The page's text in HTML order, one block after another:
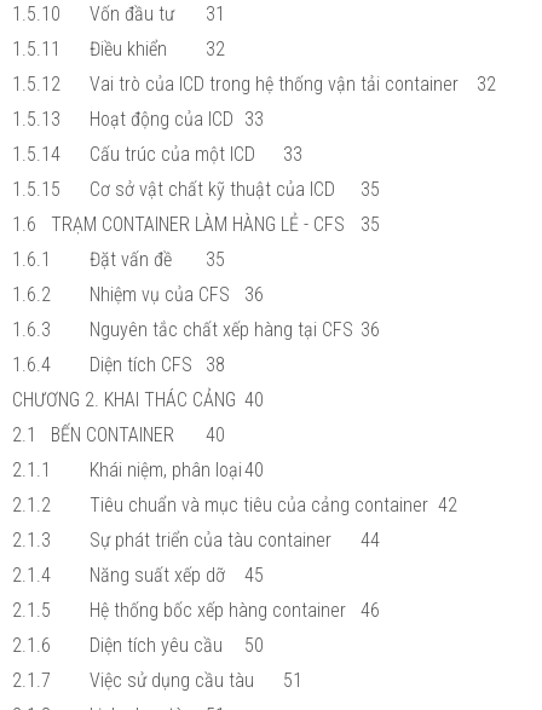
1.5.10
Vốn đầu tư
31
1.5.11
Điều khiển
32
1.5.12
Vai trò của ICD trong hệ thống vận tải container
32
1.5.13
Hoạt động của ICD 33
1.5.14
Cấu trúc của một ICD
33
1.5.15
Cơ sở vật chất kỹ thuật của ICD
35
1.6
TRẠM CONTAINER LÀM HÀNG LẺ - CFS
35
1.6.1
Đặt vấn đề
35
1.6.2
Nhiệm vụ của CFS
36
1.6.3
Nguyên tắc chất xếp hàng tại CFS 36
1.6.4
Diện tích CFS
38
CHƯƠNG 2. KHAI THÁC CẢNG 40
2.1
BẾN CONTAINER
40
2.1.1
Khái niệm, phân loại40
2.1.2
Tiêu chuẩn và mục tiêu của cảng container 42
2.1.3
Sự phát triển của tàu container
44
2.1.4
Năng suất xếp dỡ
45
2.1.5
Hệ thống bốc xếp hàng container
46
2.1.6
Diện tích yêu cầu
50
2.1.7
Việc sử dụng cầu tàu
51